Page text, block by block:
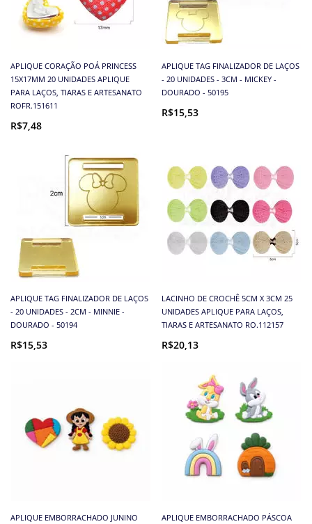
APLIQUE CORAÇÃO POÁ PRINCESS
15X17MM 20 UNIDADES APLIQUE
PARA LAÇOS, TIARAS E ARTESANATO
ROFR.151611
R$7,48
APLIQUE TAG FINALIZADOR DE LAÇOS
- 20 UNIDADES - 3CM - MICKEY -
DOURADO - 50195
R$15,53
APLIQUE TAG FINALIZADOR DE LAÇOS
- 20 UNIDADES - 2CM - MINNIE -
DOURADO - 50194
R$15,53
LACINHO DE CROCHÊ 5CM X 3CM 25
UNIDADES APLIQUE PARA LAÇOS,
TIARAS E ARTESANATO RO.112157
R$20,13
APLIQUE EMBORRACHADO JUNINO APLIQUE EMBORRACHADO PÁSCOA